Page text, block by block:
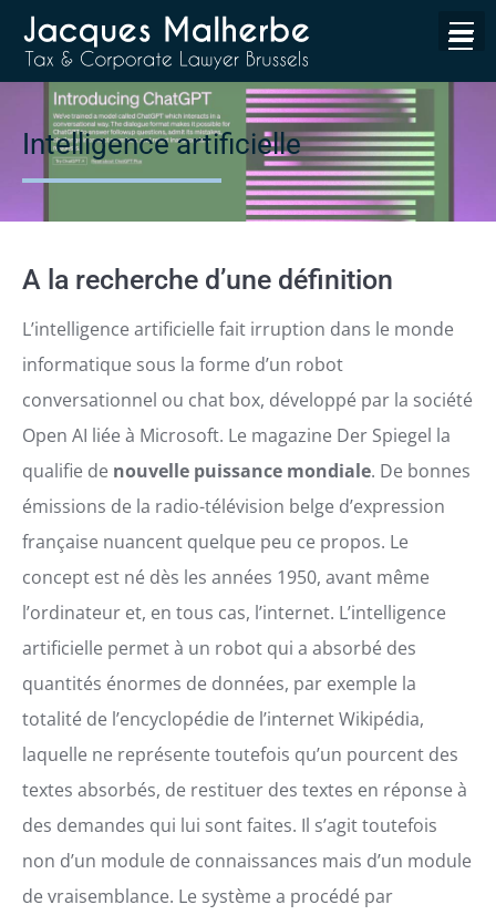
Intelligence artificielle
A la recherche d’une définition
L’intelligence artificielle fait irruption dans le monde
informatique sous la forme d’un robot
conversationnel ou chat box, développé par la société
Open AI liée à Microsoft. Le magazine Der Spiegel la
qualifie de nouvelle puissance mondiale. De bonnes
émissions de la radio-télévision belge d’expression
française nuancent quelque peu ce propos. Le
concept est né dès les années 1950, avant même
l’ordinateur et, en tous cas, l’internet. L’intelligence
artificielle permet à un robot qui a absorbé des
quantités énormes de données, par exemple la
totalité de l’encyclopédie de l’internet Wikipédia,
laquelle ne représente toutefois qu’un pourcent des
textes absorbés, de restituer des textes en réponse à
des demandes qui lui sont faites. Il s’agit toutefois
non d’un module de connaissances mais d’un module
de vraisemblance. Le système a procédé par